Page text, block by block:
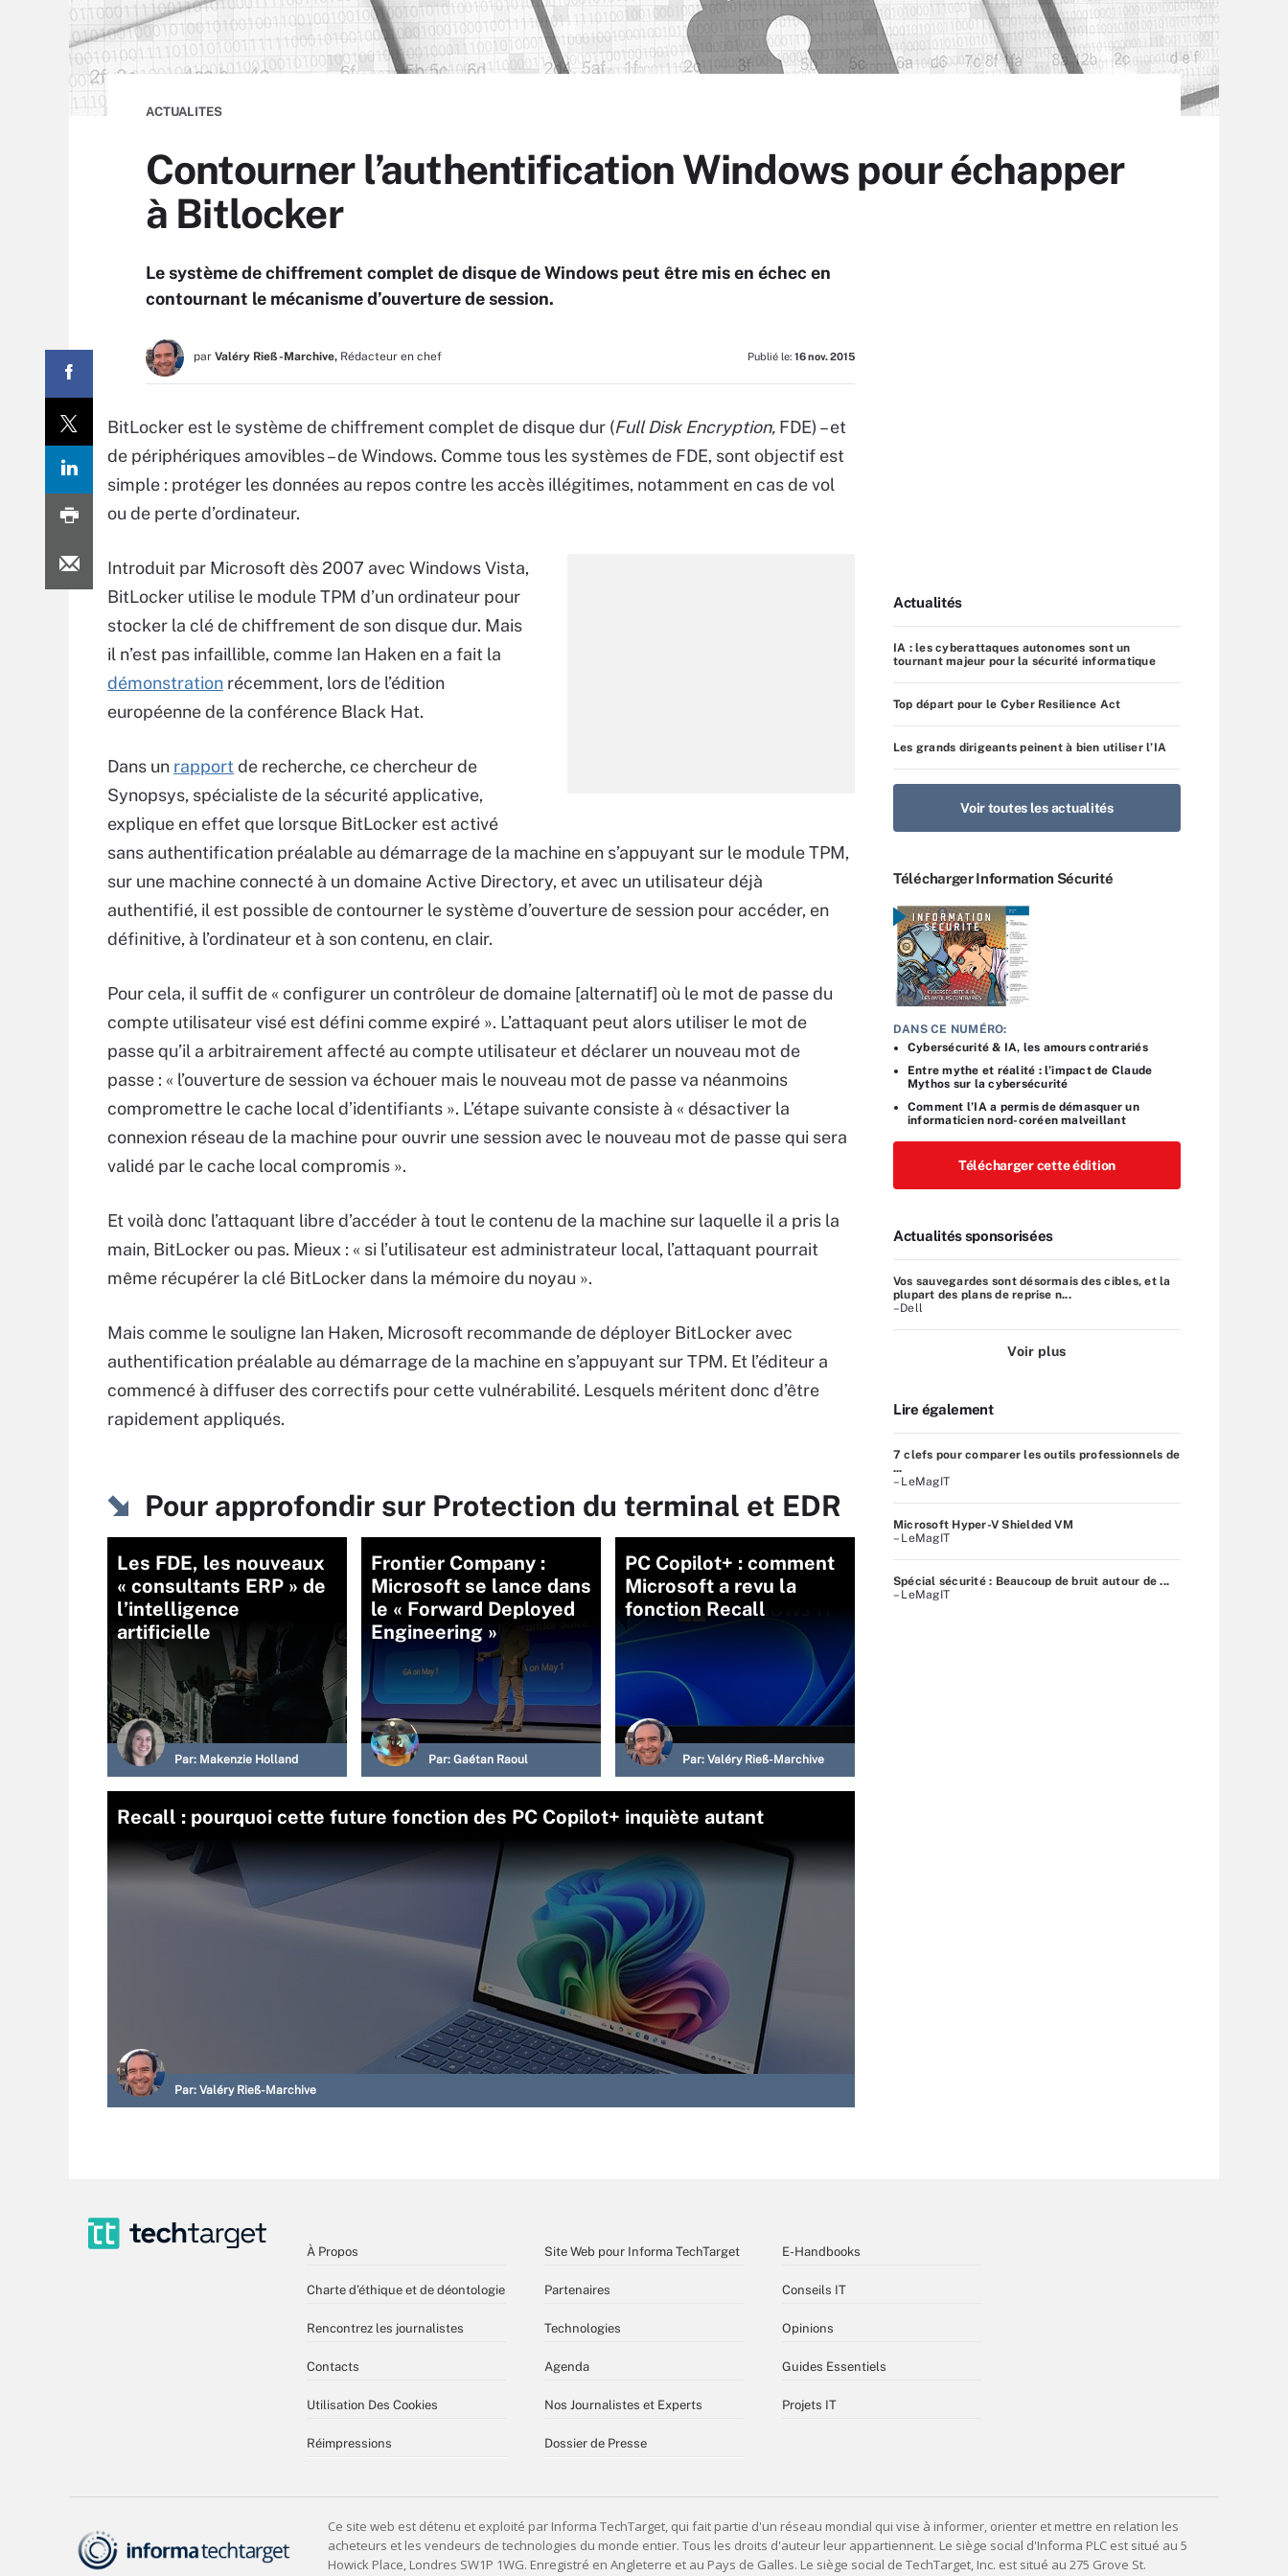
ACTUALITES
Contourner l’authentification Windows pour échapper
à Bitlocker
Le système de chiffrement complet de disque de Windows peut être mis en échec en
contournant le mécanisme d’ouverture de session.
par Valéry Rieß-Marchive, Rédacteur en chef Publié le: 16 nov. 2015
BitLocker est le système de chiffrement complet de disque dur (Full Disk Encryption, FDE) – et
de périphériques amovibles – de Windows. Comme tous les systèmes de FDE, sont objectif est
simple : protéger les données au repos contre les accès illégitimes, notamment en cas de vol
ou de perte d’ordinateur.
Introduit par Microsoft dès 2007 avec Windows Vista,
BitLocker utilise le module TPM d’un ordinateur pour
stocker la clé de chiffrement de son disque dur. Mais
il n’est pas infaillible, comme Ian Haken en a fait la
démonstration récemment, lors de l’édition
européenne de la conférence Black Hat.
Dans un rapport de recherche, ce chercheur de
Synopsys, spécialiste de la sécurité applicative,
explique en effet que lorsque BitLocker est activé
sans authentification préalable au démarrage de la machine en s’appuyant sur le module TPM,
sur une machine connecté à un domaine Active Directory, et avec un utilisateur déjà
authentifié, il est possible de contourner le système d’ouverture de session pour accéder, en
définitive, à l’ordinateur et à son contenu, en clair.
Pour cela, il suffit de « configurer un contrôleur de domaine [alternatif] où le mot de passe du
compte utilisateur visé est défini comme expiré ». L’attaquant peut alors utiliser le mot de
passe qu’il a arbitrairement affecté au compte utilisateur et déclarer un nouveau mot de
passe : « l’ouverture de session va échouer mais le nouveau mot de passe va néanmoins
compromettre le cache local d’identifiants ». L’étape suivante consiste à « désactiver la
connexion réseau de la machine pour ouvrir une session avec le nouveau mot de passe qui sera
validé par le cache local compromis ».
Et voilà donc l’attaquant libre d’accéder à tout le contenu de la machine sur laquelle il a pris la
main, BitLocker ou pas. Mieux : « si l’utilisateur est administrateur local, l’attaquant pourrait
même récupérer la clé BitLocker dans la mémoire du noyau ».
Mais comme le souligne Ian Haken, Microsoft recommande de déployer BitLocker avec
authentification préalable au démarrage de la machine en s’appuyant sur TPM. Et l’éditeur a
commencé à diffuser des correctifs pour cette vulnérabilité. Lesquels méritent donc d’être
rapidement appliqués.
Pour approfondir sur Protection du terminal et EDR
Les FDE, les nouveaux
« consultants ERP » de
l’intelligence
artificielle
Par: Makenzie Holland
Frontier Company :
Microsoft se lance dans
le « Forward Deployed
Engineering »
Par: Gaétan Raoul
PC Copilot+ : comment
Microsoft a revu la
fonction Recall
Par: Valéry Rieß-Marchive
Recall : pourquoi cette future fonction des PC Copilot+ inquiète autant
Par: Valéry Rieß-Marchive
Actualités
IA : les cyberattaques autonomes sont un
tournant majeur pour la sécurité informatique
Top départ pour le Cyber Resilience Act
Les grands dirigeants peinent à bien utiliser l’IA
Voir toutes les actualités
Télécharger Information Sécurité
DANS CE NUMÉRO:
Cybersécurité & IA, les amours contrariés
Entre mythe et réalité : l’impact de Claude
Mythos sur la cybersécurité
Comment l’IA a permis de démasquer un
informaticien nord-coréen malveillant
Télécharger cette édition
Actualités sponsorisées
Vos sauvegardes sont désormais des cibles, et la
plupart des plans de reprise n...
–Dell
Voir plus
Lire également
7 clefs pour comparer les outils professionnels de
...
– LeMagIT
Microsoft Hyper-V Shielded VM
– LeMagIT
Spécial sécurité : Beaucoup de bruit autour de ...
– LeMagIT
À Propos
Charte d’éthique et de déontologie
Rencontrez les journalistes
Contacts
Utilisation Des Cookies
Réimpressions
Site Web pour Informa TechTarget
Partenaires
Technologies
Agenda
Nos Journalistes et Experts
Dossier de Presse
E-Handbooks
Conseils IT
Opinions
Guides Essentiels
Projets IT